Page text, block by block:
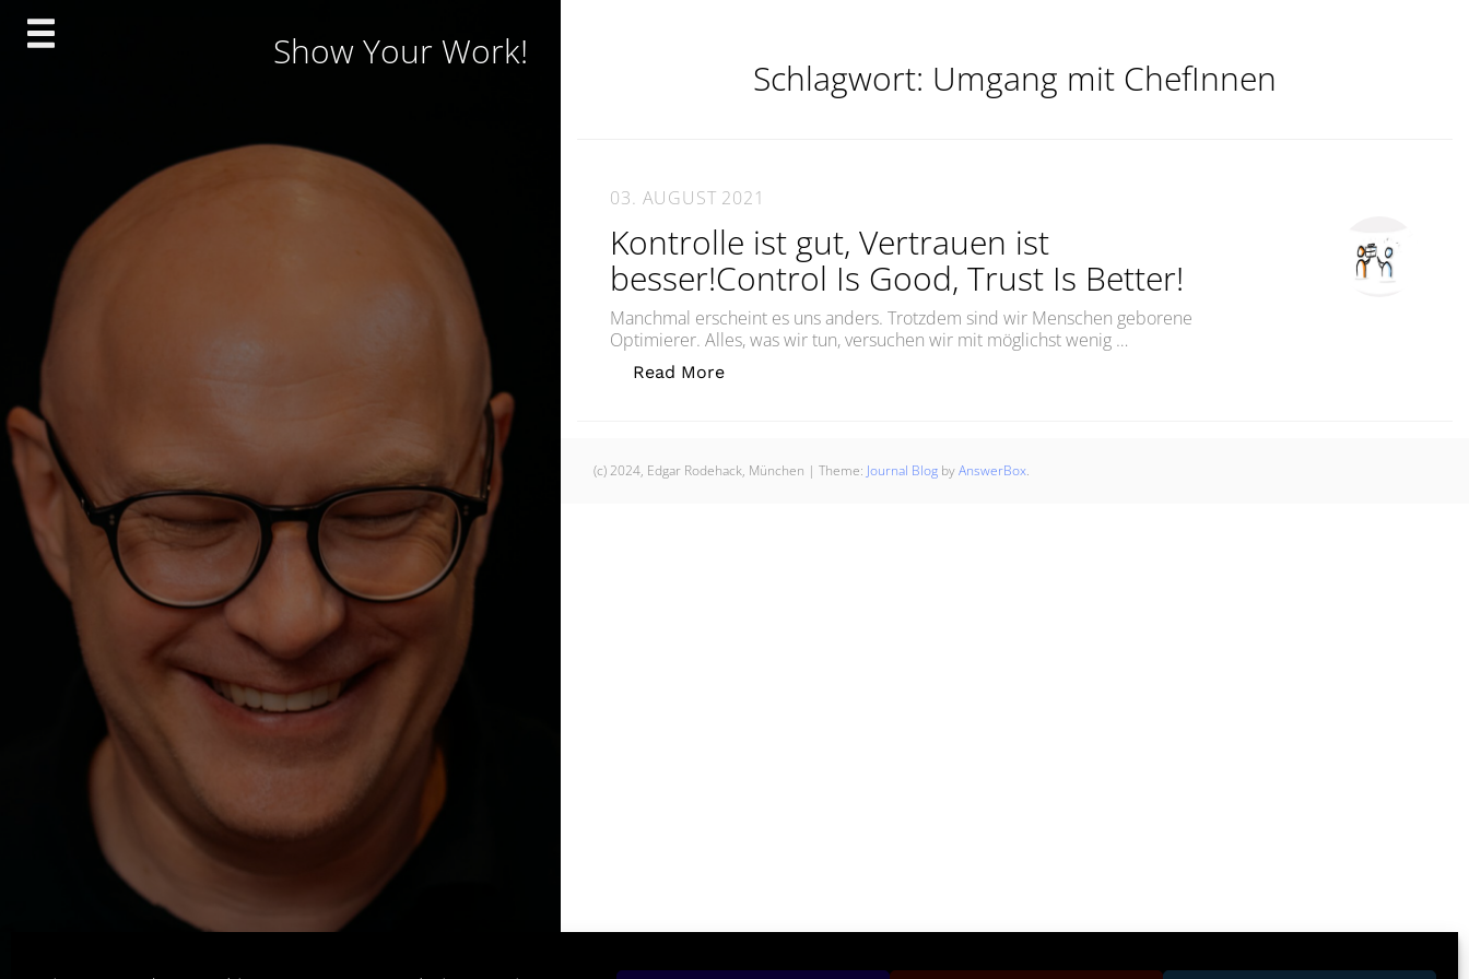
Skip
Show Your Work!
Machen. Zeigen. Lernen.
Schlagwort: Umgang mit ChefInnen
03. AUGUST 2021
Kontrolle ist gut, Vertrauen ist
besser!Control Is Good, Trust Is Better!
Manchmal erscheint es uns anders. Trotzdem sind wir Menschen geborene
Optimierer. Alles, was wir tun, versuchen wir mit möglichst wenig …
Read More„Kontrolle ist gut, Vertrauen ist besser!Control Is Good, Trust Is Better!“
(c) 2024, Edgar Rodehack, München |Theme: Journal Blog byAnswerBox.